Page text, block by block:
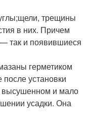
трещины
в них. Причем
так и появившиеся
герметиком
установки
высушенном и мало
усадки. Она